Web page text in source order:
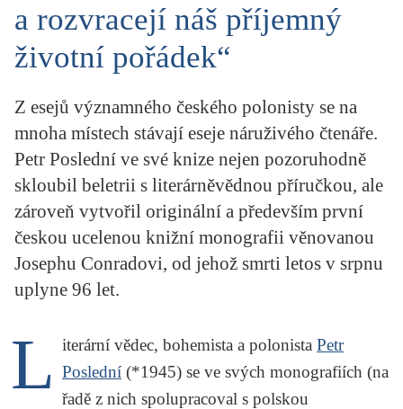
KRITIKA PŘEKLADU
ILIGLOSA
a rozvracejí náš příjemný
životní pořádek“
Z esejů významného českého polonisty se na
mnoha místech stávají eseje náruživého čtenáře.
Petr Poslední ve své knize nejen pozoruhodně
skloubil beletrii s literárněvědnou příručkou, ale
zároveň vytvořil originální a především první
českou ucelenou knižní monografii věnovanou
Josephu Conradovi, od jehož smrti letos v srpnu
uplyne 96 let.
L iterární vědec, bohemista a polonista Petr
Poslední (*1945) se ve svých monografiích (na
řadě z nich spolupracoval s polskou